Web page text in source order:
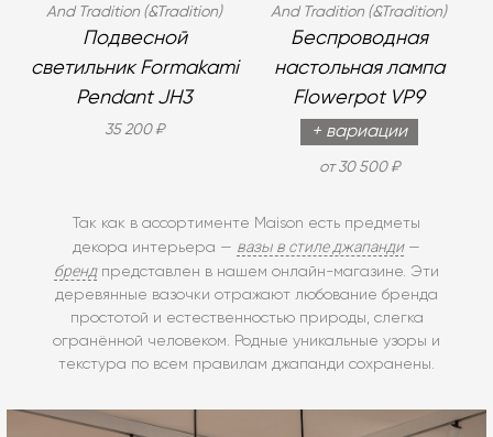
And Tradition (&Tradition)
Подвесной
светильник Formakami
Pendant JH3
35 200 ₽
And Tradition (&Tradition)
Беспроводная
настольная лампа
Flowerpot VP9
+ вариации
от 30 500 ₽
Так как в ассортименте Maison есть предметы
декора интерьера — вазы в стиле джапанди—
брендпредставлен в нашем онлайн-магазине. Эти
деревянные вазочки отражают любование бренда
простотой и естественностью природы, слегка
огранённой человеком. Родные уникальные узоры и
текстура по всем правилам джапанди сохранены.